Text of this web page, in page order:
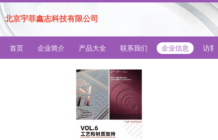
北京宇菲鑫志科技有限公司
首页 企业简介 产品大全 联系我们 企业信息 访客